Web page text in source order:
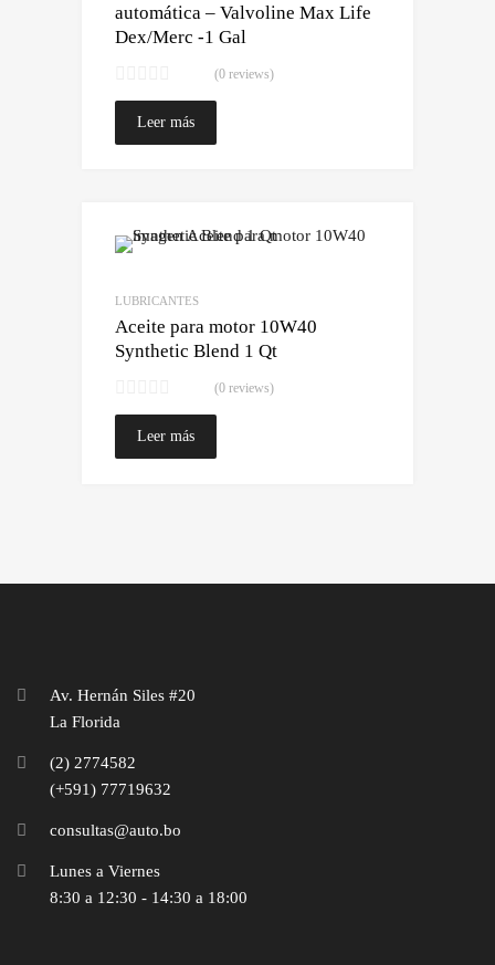
automática – Valvoline Max Life
Dex/Merc -1 Gal
(0 reviews)
Leer más
LUBRICANTES
Aceite para motor 10W40
Synthetic Blend 1 Qt
(0 reviews)
Leer más
Av. Hernán Siles #20
La Florida
(2) 2774582
(+591) 77719632‬
consultas@auto.bo
Lunes a Viernes
8:30 a 12:30 - 14:30 a 18:00